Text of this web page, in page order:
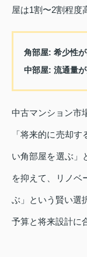
屋は1割〜2割程度
角部屋: 希少性
中部屋: 流通量
中古マンション市
「将来的に売却
い角部屋を選ぶ」
を抑えて、リノベ
ぶ」という賢い選
予算と将来設計に